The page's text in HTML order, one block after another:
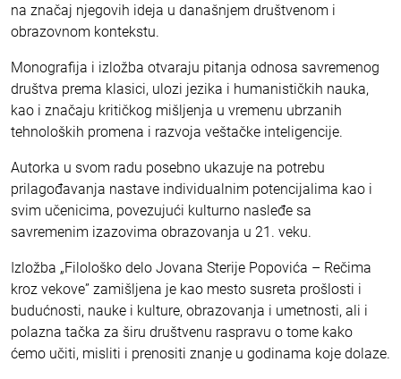
na značaj njegovih ideja u današnjem društvenom i
obrazovnom kontekstu.
Monografija i izložba otvaraju pitanja odnosa savremenog
društva prema klasici, ulozi jezika i humanističkih nauka,
kao i značaju kritičkog mišljenja u vremenu ubrzanih
tehnoloških promena i razvoja veštačke inteligencije.
Autorka u svom radu posebno ukazuje na potrebu
prilagođavanja nastave individualnim potencijalima kao i
svim učenicima, povezujući kulturno nasleđe sa
savremenim izazovima obrazovanja u 21. veku.
Izložba „Filološko delo Jovana Sterije Popovića – Rečima
kroz vekove” zamišljena je kao mesto susreta prošlosti i
budućnosti, nauke i kulture, obrazovanja i umetnosti, ali i
polazna tačka za širu društvenu raspravu o tome kako
ćemo učiti, misliti i prenositi znanje u godinama koje dolaze.